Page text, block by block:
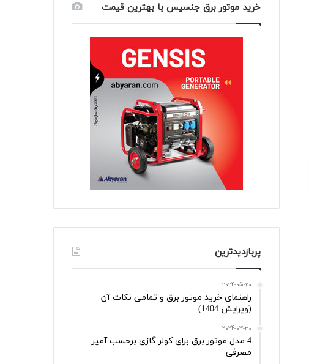
خرید موتور برق جنسیس با بهترین قیمت
پربازدیدترین
2024-05-20
راهنمای خرید موتور برق و تمامی نکات آن
(ویرایش 1404)
2024-03-30
4 مدل موتور برق برای کولر گازی برحسب آمپر
مصرفی